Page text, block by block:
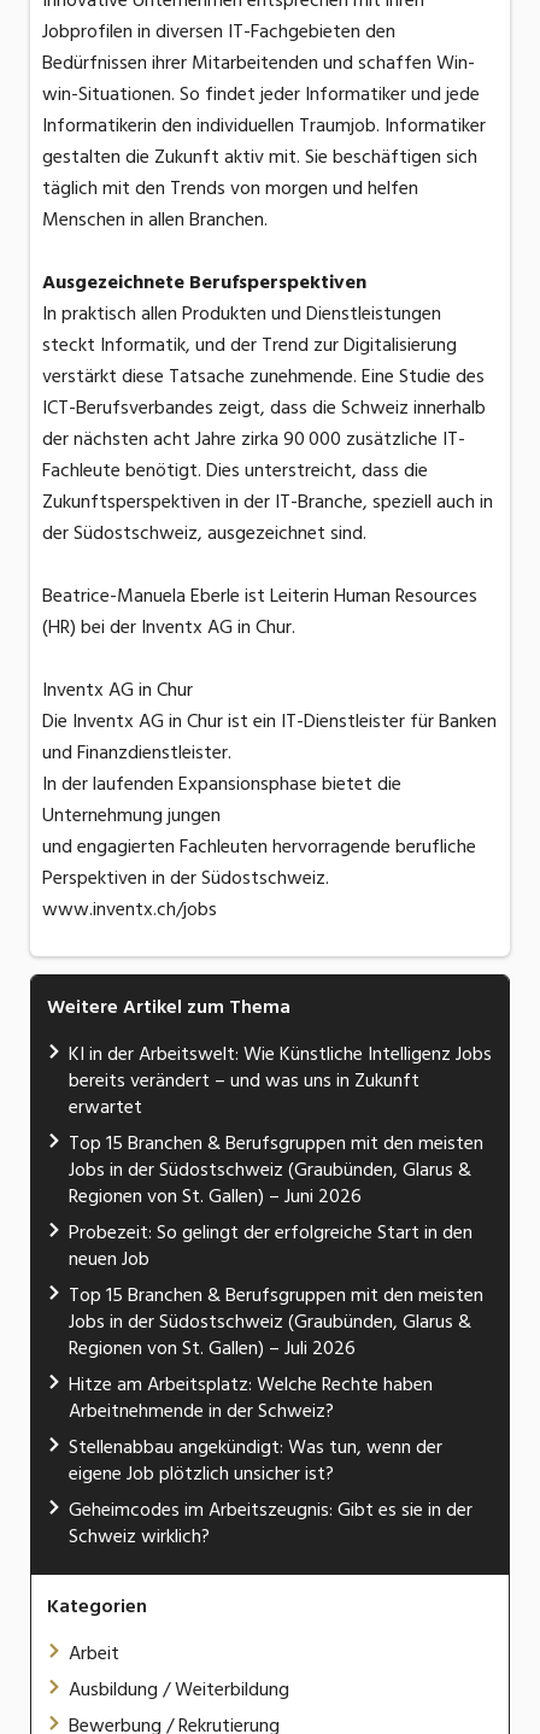
Jobprofilen in diversen IT-Fachgebieten den
Bedürfnissen ihrer Mitarbeitenden und schaffen Win-
win-Situationen. So findet jeder Informatiker und jede
Informatikerin den individuellen Traumjob. Informatiker
gestalten die Zukunft aktiv mit. Sie beschäftigen sich
täglich mit den Trends von morgen und helfen
Menschen in allen Branchen.
Ausgezeichnete Berufsperspektiven
In praktisch allen Produkten und Dienstleistungen
steckt Informatik, und der Trend zur Digitalisierung
verstärkt diese Tatsache zunehmende. Eine Studie des
ICT-Berufsverbandes zeigt, dass die Schweiz innerhalb
der nächsten acht Jahre zirka 90 000 zusätzliche IT-
Fachleute benötigt. Dies unterstreicht, dass die
Zukunftsperspektiven in der IT-Branche, speziell auch in
der Südostschweiz, ausgezeichnet sind.
Beatrice-Manuela Eberle ist Leiterin Human Resources
(HR) bei der Inventx AG in Chur.
Inventx AG in Chur
Die Inventx AG in Chur ist ein IT-Dienstleister für Banken
und Finanzdienstleister.
In der laufenden Expansionsphase bietet die
Unternehmung jungen
und engagierten Fachleuten hervorragende berufliche
Perspektiven in der Südostschweiz.
www.inventx.ch/jobs
Weitere Artikel zum Thema
KI in der Arbeitswelt: Wie Künstliche Intelligenz Jobs
bereits verändert – und was uns in Zukunft
erwartet
Top 15 Branchen & Berufsgruppen mit den meisten
Jobs in der Südostschweiz (Graubünden, Glarus &
Regionen von St. Gallen) – Juni 2026
Probezeit: So gelingt der erfolgreiche Start in den
neuen Job
Top 15 Branchen & Berufsgruppen mit den meisten
Jobs in der Südostschweiz (Graubünden, Glarus &
Regionen von St. Gallen) – Juli 2026
Hitze am Arbeitsplatz: Welche Rechte haben
Arbeitnehmende in der Schweiz?
Stellenabbau angekündigt: Was tun, wenn der
eigene Job plötzlich unsicher ist?
Geheimcodes im Arbeitszeugnis: Gibt es sie in der
Schweiz wirklich?
Kategorien
Arbeit
Ausbildung / Weiterbildung
Bewerbung / Rekrutierung